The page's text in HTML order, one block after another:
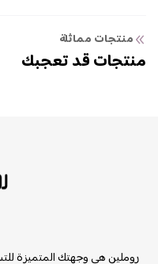
منتجات مماثلة
منتجات قد تعجبك
روملين هي وجهتك المتميزة